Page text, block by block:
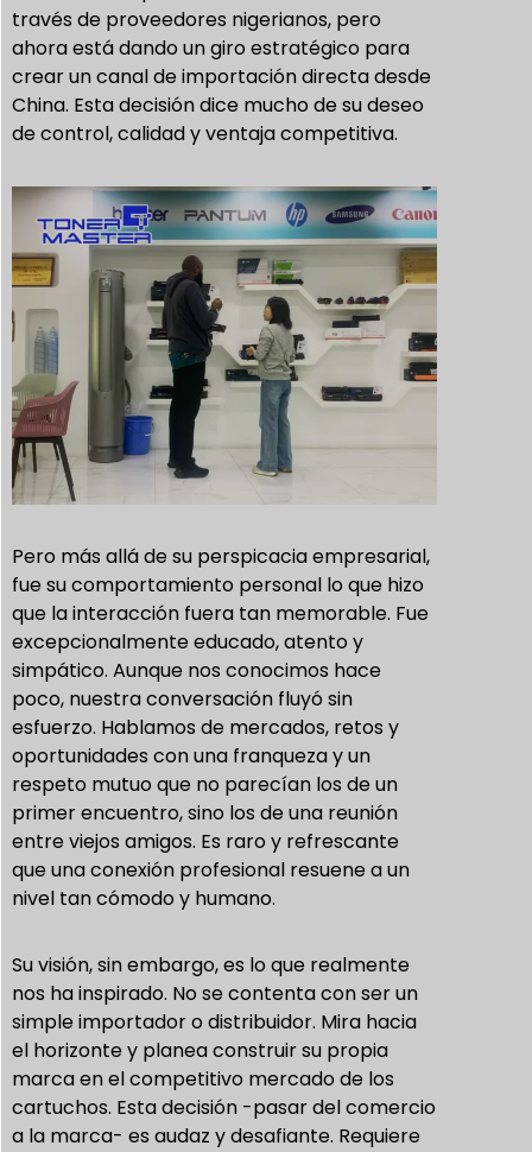
través de proveedores nigerianos, pero
ahora está dando un giro estratégico para
crear un canal de importación directa desde
China. Esta decisión dice mucho de su deseo
de control, calidad y ventaja competitiva.
Pero más allá de su perspicacia empresarial,
fue su comportamiento personal lo que hizo
que la interacción fuera tan memorable. Fue
excepcionalmente educado, atento y
simpático. Aunque nos conocimos hace
poco, nuestra conversación fluyó sin
esfuerzo. Hablamos de mercados, retos y
oportunidades con una franqueza y un
respeto mutuo que no parecían los de un
primer encuentro, sino los de una reunión
entre viejos amigos. Es raro y refrescante
que una conexión profesional resuene a un
nivel tan cómodo y humano.
Su visión, sin embargo, es lo que realmente
nos ha inspirado. No se contenta con ser un
simple importador o distribuidor. Mira hacia
el horizonte y planea construir su propia
marca en el competitivo mercado de los
cartuchos. Esta decisión -pasar del comercio
a la marca- es audaz y desafiante. Requiere